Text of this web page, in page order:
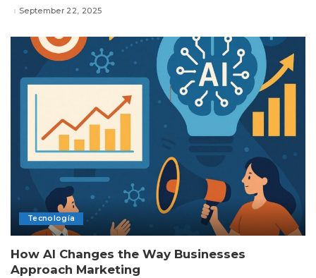
September 22, 2025
Tecnología
How AI Changes the Way Businesses
Approach Marketing